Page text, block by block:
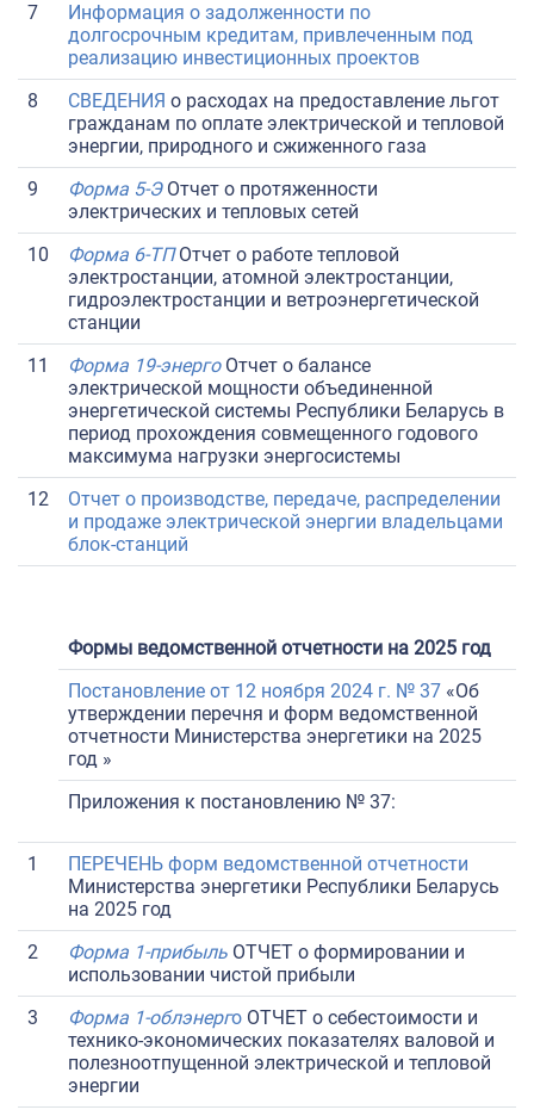
7
Информация о задолженности по
долгосрочным кредитам, привлеченным под
реализацию инвестиционных проектов
8
СВЕДЕНИЯ о расходах на предоставление льгот
гражданам по оплате электрической и тепловой
энергии, природного и сжиженного газа
9
Форма 5-ЭОтчет о протяженности
электрических и тепловых сетей
10
Форма 6-ТПОтчет о работе тепловой
электростанции, атомной электростанции,
гидроэлектростанции и ветроэнергетической
станции
11
Форма 19-энергоОтчет о балансе
электрической мощности объединенной
энергетической системы Республики Беларусь в
период прохождения совмещенного годового
максимума нагрузки энергосистемы
12
Отчет о производстве, передаче, распределении
и продаже электрической энергии владельцами
блок-станций
Формы ведомственной отчетности на 2025 год
Постановление от 12 ноября 2024 г. № 37 «Об
утверждении перечня и форм ведомственной
отчетности Министерства энергетики на 2025
год »
Приложения к постановлению № 37:
1
ПЕРЕЧЕНЬ форм ведомственной отчетности
Министерства энергетики Республики Беларусь
на 2025 год
2
Форма 1-прибыль ОТЧЕТ о формировании и
использовании чистой прибыли
3
Форма 1-облэнерго ОТЧЕТ о себестоимости и
технико-экономических показателях валовой и
полезноотпущенной электрической и тепловой
энергии